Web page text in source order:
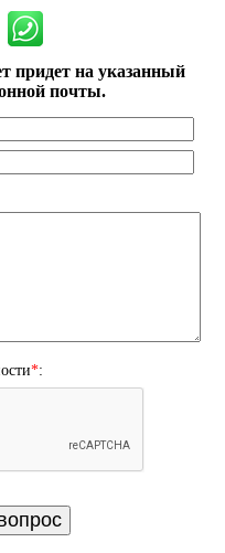
придет на указанный
почты.
*: